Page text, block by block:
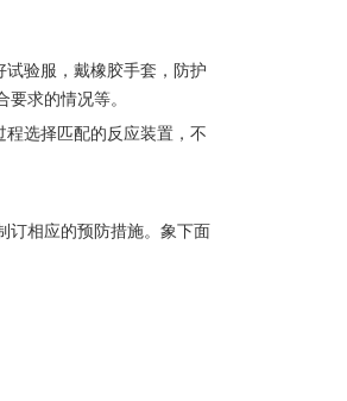
验服，戴橡胶手套，防护
求的情况等。
选择匹配的反应装置，不
订相应的预防措施。象下面